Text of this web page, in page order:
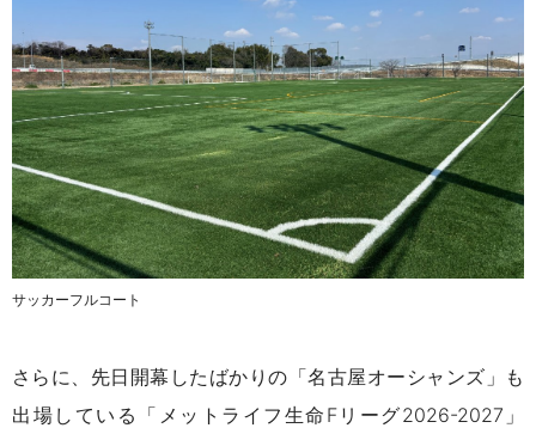
サッカーフルコート
さらに、先日開幕したばかりの「名古屋オーシャンズ」も
出場している 「メットライフ生命Fリーグ2026-2027」